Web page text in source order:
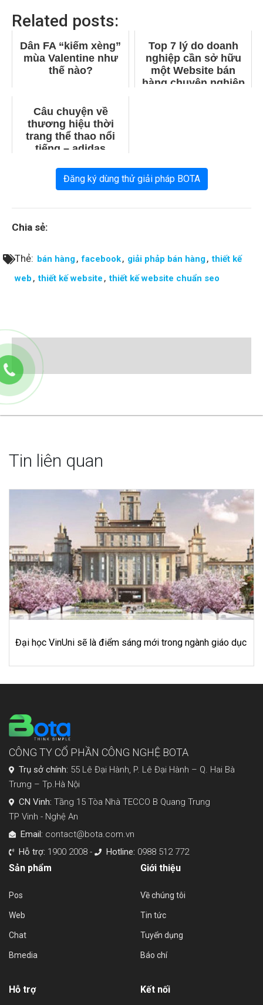
Related posts:
Dân FA “kiếm xèng”
mùa Valentine như
thế nào?
Top 7 lý do doanh
nghiệp cần sở hữu
một Website bán
hàng chuyên nghiệp
Câu chuyện về
thương hiệu thời
trang thể thao nổi
tiếng – adidas
Đăng ký dùng thử giải pháp BOTA
Chia sẻ:
Thẻ: bán hàng, facebook, giải phảp bán hàng, thiết kế
web , thiết kế website , thiết kế website chuẩn seo
Tin liên quan
ngành giáo dục Chiến lược giữ chân khách hàng
CÔNG TY CỔ PHẦN CÔNG NGHỆ BOTA
Trụ sở chính: 55 Lê Đại Hành, P. Lê Đại Hành – Q. Hai Bà
Trưng – Tp.Hà Nội
CN Vinh: Tầng 15 Tòa Nhà TECCO B Quang Trung
TP Vinh - Nghệ An
Email: contact@bota.com.vn
Hỗ trợ: 1900 2008 - Hotline: 0988 512 772
Sản phẩm
Pos
Web
Chat
Bmedia
Giới thiệu
Về chúng tôi
Tin tức
Tuyển dụng
Báo chí
Hỗ trợ Kết nối